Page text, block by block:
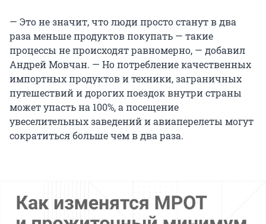
— Это не значит, что люди просто станут в два
раза меньше продуктов покупать — такие
процессы не происходят равномерно, — добавил
Андрей Мовчан. — Но потребление качественных
импортных продуктов и техники, заграничных
путешествий и дорогих поездок внутри страны
может упасть на 100%, а посещение
увеселительных заведений и авиаперелеты могут
сократиться больше чем в два раза.